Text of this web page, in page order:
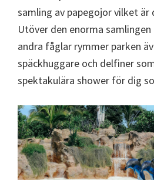
samling av papegojor vilket är
Utöver den enorma
andra fåglar rymmer parken
späckhuggare och delfiner
spektakulära shower för dig